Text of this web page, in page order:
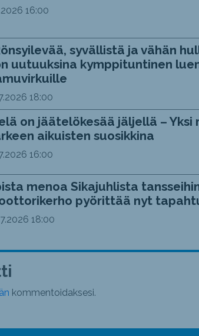
16:00
syvällistä ja vähän
uutuuksina kymppituntinen
18:00
on jäätelökesää jäljellä – Yksi
aikuisten suosikkina
16:00
menoa Sikajuhlista
pyörittää nyt
18:00
kommentoidaksesi.